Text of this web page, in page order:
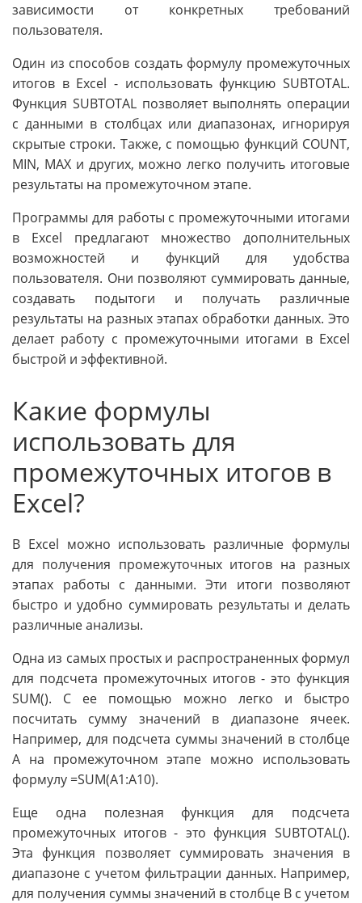
зависимости от конкретных требований
пользователя.
Один из способов создать формулу промежуточных
итогов в Excel - использовать функцию SUBTOTAL.
Функция SUBTOTAL позволяет выполнять операции
с данными в столбцах или диапазонах, игнорируя
скрытые строки. Также, с помощью функций COUNT,
MIN, MAX и других, можно легко получить итоговые
результаты на промежуточном этапе.
Программы для работы с промежуточными итогами
в Excel предлагают множество дополнительных
возможностей и функций для удобства
пользователя. Они позволяют суммировать данные,
создавать подытоги и получать различные
результаты на разных этапах обработки данных. Это
делает работу с промежуточными итогами в Excel
быстрой и эффективной.
Какие формулы
использовать для
промежуточных итогов в
Excel?
В Excel можно использовать различные формулы
для получения промежуточных итогов на разных
этапах работы с данными. Эти итоги позволяют
быстро и удобно суммировать результаты и делать
различные анализы.
Одна из самых простых и распространенных формул
для подсчета промежуточных итогов - это функция
SUM(). С ее помощью можно легко и быстро
посчитать сумму значений в диапазоне ячеек.
Например, для подсчета суммы значений в столбце
A на промежуточном этапе можно использовать
формулу =SUM(A1:A10).
Еще одна полезная функция для подсчета
промежуточных итогов - это функция SUBTOTAL().
Эта функция позволяет суммировать значения в
диапазоне с учетом фильтрации данных. Например,
для получения суммы значений в столбце B с учетом